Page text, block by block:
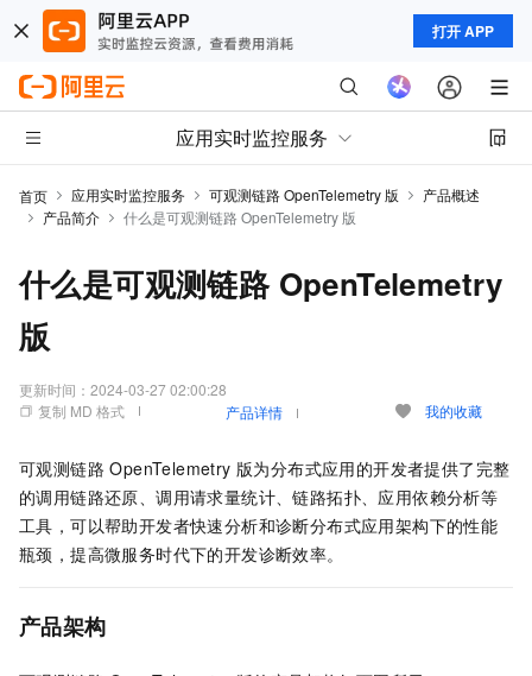
打开 APP
应用实时监控服务
首页 应用实时监控服务 可观测链路 OpenTelemetry 版
产品概述
产品简介
什么是可观测链路 OpenTelemetry 版
什么是可观测链路 OpenTelemetry
版
更新时间： 2024-03-27 02:00:28
复制 MD 格式
产品详情 我的收藏
可观测链路 OpenTelemetry 版为分布式应用的开发者提供了完整
的调用链路还原、调用请求量统计、链路拓扑、应用依赖分析等
工具，可以帮助开发者快速分析和诊断分布式应用架构下的性能
瓶颈，提高微服务时代下的开发诊断效率。
产品架构